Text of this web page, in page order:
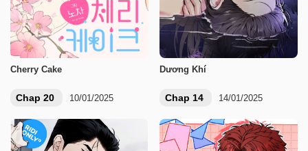
Cherry Cake
Chap 20 10/01/2025
Dương Khí
Chap 14 14/01/2025